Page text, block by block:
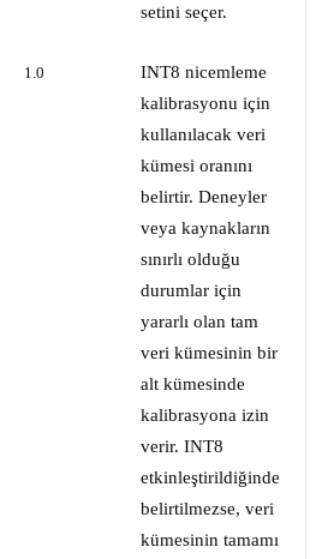
setini seçer.
1.0
INT8 nicemleme
kalibrasyonu için
kullanılacak veri
kümesi oranını
belirtir. Deneyler
veya kaynakların
sınırlı olduğu
durumlar için
yararlı olan tam
veri kümesinin bir
alt kümesinde
kalibrasyona izin
verir. INT8
etkinleştirildiğinde
belirtilmezse, veri
kümesinin tamamı